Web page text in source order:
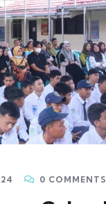
0 COMMENTS